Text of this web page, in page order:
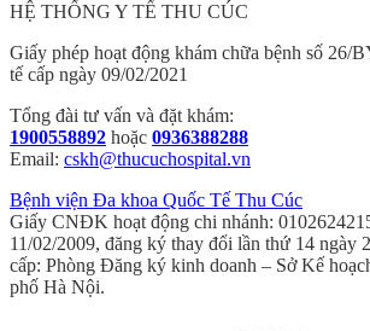
HỆ THỐNG Y TẾ THU CÚC
Giấy phép hoạt động khám chữa bệnh số 26/
tế cấp ngày 09/02/2021
Tổng đài tư vấn và đặt khám:
1900558892 hoặc 0936388288
Email: cskh@thucuchospital.vn
Bệnh viện Đa khoa Quốc Tế Thu Cúc
Giấy CNĐK hoạt động chi nhánh:
11/02/2009, đăng ký thay đổi lần thứ 14 ngày
cấp: Phòng Đăng ký kinh doanh – Sở Kế
phố Hà Nội.